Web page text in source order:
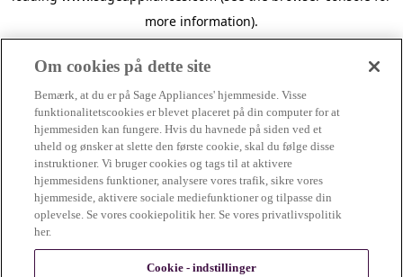
more information).
Om cookies på dette site
Bemærk, at du er på Sage Appliances' hjemmeside. Visse
funktionalitetscookies er blevet placeret på din computer for at
hjemmesiden kan fungere. Hvis du havnede på siden ved et
uheld og ønsker at slette den første cookie, skal du følge disse
instruktioner. Vi bruger cookies og tags til at aktivere
hjemmesidens funktioner, analysere vores trafik, sikre vores
hjemmeside, aktivere sociale mediefunktioner og tilpasse din
oplevelse. Se vores cookiepolitik her. Se vores privatlivspolitik
her.
Cookie - indstillinger